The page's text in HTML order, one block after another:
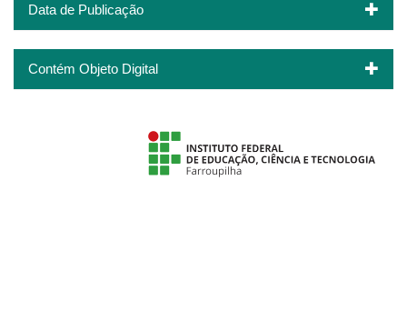
Data de Publicação
Contém Objeto Digital